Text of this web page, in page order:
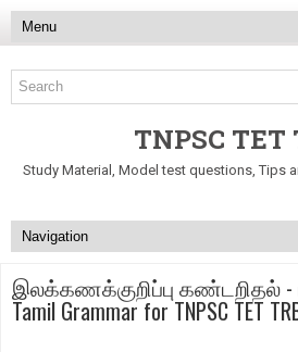
TNPSC TET
Study Material, Model test questions, Tips
இலக்கணக்குறிப்பு
Tamil Grammar for TNPSC TET